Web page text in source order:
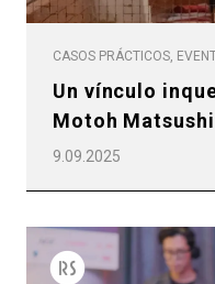
CASOS PRÁCTICOS,
Un vínculo
Motoh
9.09.2025